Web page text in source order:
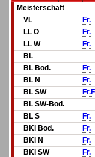
Meisterschaft
VL
Fr.
LL O
Fr.
LL W
Fr.
BL
BL Bod.
Fr.
BL N
Fr.
BL SW
Fr.
BL SW-Bod.
BL S
Fr.
BKl Bod.
Fr.
BKl N
Fr.
BKl SW
Fr.